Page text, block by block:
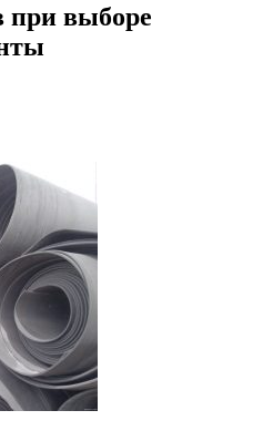
при выборе